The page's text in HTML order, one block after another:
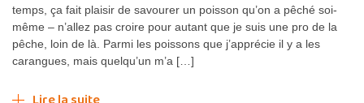
temps, ça fait plaisir de savourer un poisson qu’on a pêché soi-
même – n’allez pas croire pour autant que je suis une pro de la
pêche, loin de là. Parmi les poissons que j’apprécie il y a les
carangues, mais quelqu’un m’a […]